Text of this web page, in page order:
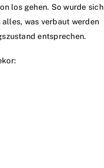
los gehen. So wurde sich
was verbaut werden
entsprechen.